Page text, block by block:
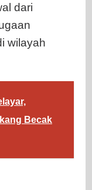
dari
wilayah
Becak